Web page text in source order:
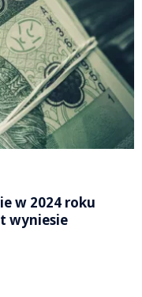
w 2024 roku
wyniesie